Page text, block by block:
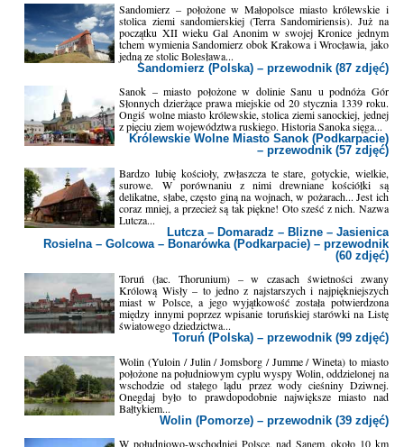
Sandomierz – położone w Małopolsce miasto królewskie i
stolica ziemi sandomierskiej (Terra Sandomiriensis). Już na
początku XII wieku Gal Anonim w swojej Kronice jednym
tchem wymienia Sandomierz obok Krakowa i Wrocławia, jako
jedną ze stolic Bolesława...
Sandomierz (Polska) – przewodnik (87 zdjęć)
Sanok – miasto położone w dolinie Sanu u podnóża Gór
Słonnych dzierżące prawa miejskie od 20 stycznia 1339 roku.
Ongiś wolne miasto królewskie, stolica ziemi sanockiej, jednej
z pięciu ziem województwa ruskiego. Historia Sanoka sięga...
Królewskie Wolne Miasto Sanok (Podkarpacie)
– przewodnik (57 zdjęć)
Bardzo lubię kościoły, zwłaszcza te stare, gotyckie, wielkie,
surowe. W porównaniu z nimi drewniane kościółki są
delikatne, słabe, często giną na wojnach, w pożarach... Jest ich
coraz mniej, a przecież są tak piękne! Oto sześć z nich. Nazwa
Lutcza...
Lutcza – Domaradz – Blizne – Jasienica
Rosielna – Golcowa – Bonarówka (Podkarpacie) – przewodnik
(60 zdjęć)
Toruń (łac. Thorunium) – w czasach świetności zwany
Królową Wisły – to jedno z najstarszych i najpiękniejszych
miast w Polsce, a jego wyjątkowość została potwierdzona
między innymi poprzez wpisanie toruńskiej starówki na Listę
światowego dziedzictwa...
Toruń (Polska) – przewodnik (99 zdjęć)
Wolin (Yuloin / Julin / Jomsborg / Jumme / Wineta) to miasto
położone na południowym cyplu wyspy Wolin, oddzielonej na
wschodzie od stałego lądu przez wody cieśniny Dziwnej.
Onegdaj było to prawdopodobnie największe miasto nad
Bałtykiem...
Wolin (Pomorze) – przewodnik (39 zdjęć)
W południowo-wschodniej Polsce, nad Sanem, około 10 km